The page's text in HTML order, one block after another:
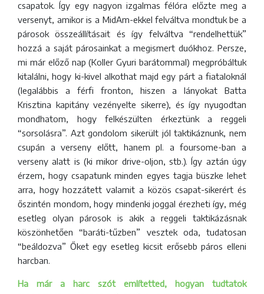
csapatok. Így egy nagyon izgalmas félóra előzte meg a
versenyt, amikor is a MidAm-ekkel felváltva mondtuk be a
párosok összeállításait és így felváltva “rendelhettük”
hozzá a saját párosainkat a megismert duókhoz. Persze,
mi már előző nap (Koller Gyuri barátommal) megpróbáltuk
kitalálni, hogy ki-kivel alkothat majd egy párt a fiataloknál
(legalábbis a férfi fronton, hiszen a lányokat Batta
Krisztina kapitány vezényelte sikerre), és így nyugodtan
mondhatom, hogy felkészülten érkeztünk a reggeli
“sorsolásra”. Azt gondolom sikerült jól taktikáznunk, nem
csupán a verseny előtt, hanem pl. a foursome-ban a
verseny alatt is (ki mikor drive-oljon, stb.). Így aztán úgy
érzem, hogy csapatunk minden egyes tagja büszke lehet
arra, hogy hozzátett valamit a közös csapat-sikerért és
őszintén mondom, hogy mindenki joggal érezheti így, még
esetleg olyan párosok is akik a reggeli taktikázásnak
köszönhetően “baráti-tűzben” vesztek oda, tudatosan
“beáldozva” Őket egy esetleg kicsit erősebb páros elleni
harcban.
Ha már a harc szót említetted, hogyan tudtatok